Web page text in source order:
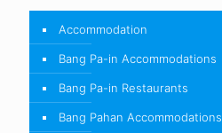
Accommodation
Bang Pa-in Accommodations
Bang Pa-in Restaurants
Bang Pahan Accommodations